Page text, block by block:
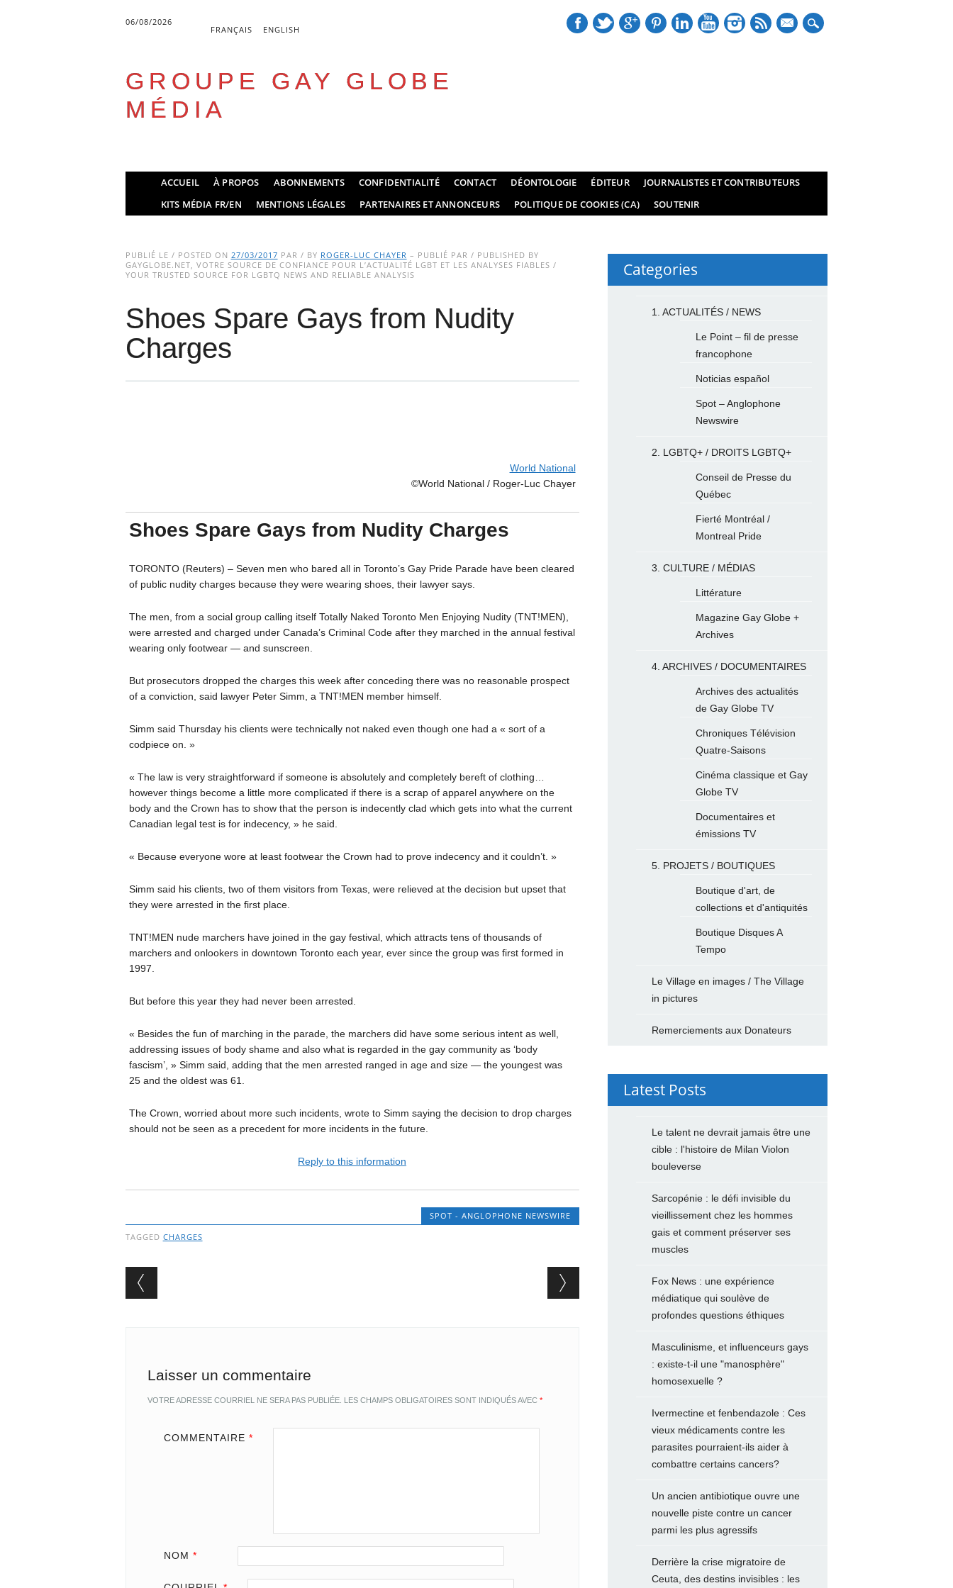
06/08/2026
FRANÇAIS ENGLISH
mail
GROUPE GAY GLOBE
MÉDIA
Main menu
ACCUEIL À PROPOS ABONNEMENTS CONFIDENTIALITÉ CONTACT DÉONTOLOGIE ÉDITEUR
JOURNALISTES ET CONTRIBUTEURS
KITS MÉDIA FR/EN
MENTIONS LÉGALES PARTENAIRES ET ANNONCEURS POLITIQUE DE COOKIES (CA) SOUTENIR
PUBLIÉ LE / POSTED ON 27/03/2017 PAR / BY ROGER-LUC CHAYER – PUBLIÉ PAR / PUBLISHED BY
GAYGLOBE.NET, VOTRE SOURCE DE CONFIANCE POUR L’ACTUALITÉ LGBT ET LES ANALYSES FIABLES /
YOUR TRUSTED SOURCE FOR LGBTQ NEWS AND RELIABLE ANALYSIS
Shoes Spare Gays from Nudity
Charges
World National
©World National / Roger-Luc Chayer
Shoes Spare Gays from Nudity Charges
TORONTO (Reuters) – Seven men who bared all in Toronto’s Gay Pride Parade have been cleared
of public nudity charges because they were wearing shoes, their lawyer says.
The men, from a social group calling itself Totally Naked Toronto Men Enjoying Nudity (TNT!MEN),
were arrested and charged under Canada’s Criminal Code after they marched in the annual festival
wearing only footwear — and sunscreen.
But prosecutors dropped the charges this week after conceding there was no reasonable prospect
of a conviction, said lawyer Peter Simm, a TNT!MEN member himself.
Simm said Thursday his clients were technically not naked even though one had a « sort of a
codpiece on. »
« The law is very straightforward if someone is absolutely and completely bereft of clothing…
however things become a little more complicated if there is a scrap of apparel anywhere on the
body and the Crown has to show that the person is indecently clad which gets into what the current
Canadian legal test is for indecency, » he said.
« Because everyone wore at least footwear the Crown had to prove indecency and it couldn’t. »
Simm said his clients, two of them visitors from Texas, were relieved at the decision but upset that
they were arrested in the first place.
TNT!MEN nude marchers have joined in the gay festival, which attracts tens of thousands of
marchers and onlookers in downtown Toronto each year, ever since the group was first formed in
1997.
But before this year they had never been arrested.
« Besides the fun of marching in the parade, the marchers did have some serious intent as well,
addressing issues of body shame and also what is regarded in the gay community as ‘body
fascism’, » Simm said, adding that the men arrested ranged in age and size — the youngest was
25 and the oldest was 61.
The Crown, worried about more such incidents, wrote to Simm saying the decision to drop charges
should not be seen as a precedent for more incidents in the future.
Reply to this information
SPOT - ANGLOPHONE NEWSWIRE
TAGGED CHARGES
Post navigation
Laisser un commentaire
VOTRE ADRESSE COURRIEL NE SERA PAS PUBLIÉE. LES CHAMPS OBLIGATOIRES SONT INDIQUÉS AVEC *
COMMENTAIRE *
NOM *
Categories
1. ACTUALITÉS / NEWS
Le Point – fil de presse
francophone
Noticias español
Spot – Anglophone
Newswire
2. LGBTQ+ / DROITS LGBTQ+
Conseil de Presse du
Québec
Fierté Montréal /
Montreal Pride
3. CULTURE / MÉDIAS
Littérature
Magazine Gay Globe +
Archives
4. ARCHIVES / DOCUMENTAIRES
Archives des actualités
de Gay Globe TV
Chroniques Télévision
Quatre-Saisons
Cinéma classique et Gay
Globe TV
Documentaires et
émissions TV
5. PROJETS / BOUTIQUES
Boutique d'art, de
collections et d'antiquités
Boutique Disques A
Tempo
Le Village en images / The Village
in pictures
Remerciements aux Donateurs
Latest Posts
Le talent ne devrait jamais être une
cible : l'histoire de Milan Violon
bouleverse
Sarcopénie : le défi invisible du
vieillissement chez les hommes
gais et comment préserver ses
muscles
Fox News : une expérience
médiatique qui soulève de
profondes questions éthiques
Masculinisme, et influenceurs gays
: existe-t-il une "manosphère"
homosexuelle ?
Ivermectine et fenbendazole : Ces
vieux médicaments contre les
parasites pourraient-ils aider à
combattre certains cancers?
Un ancien antibiotique ouvre une
nouvelle piste contre un cancer
parmi les plus agressifs
Derrière la crise migratoire de
Ceuta, des destins invisibles : les